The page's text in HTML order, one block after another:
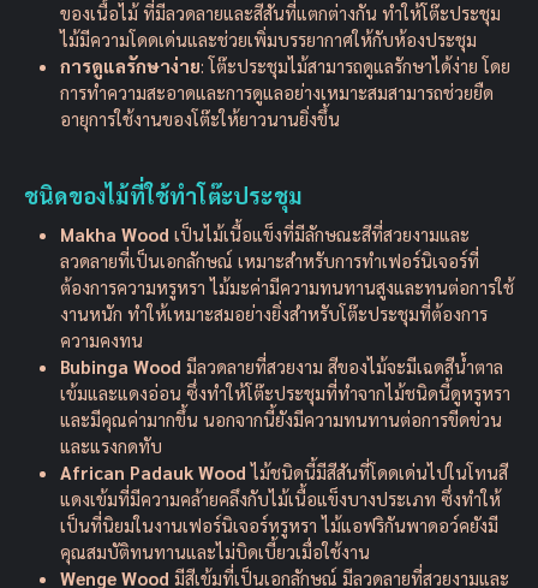
ของเนื้อไม้ ที่มีลวดลายและสีสันที่แตกต่างกัน ทำให้โต๊ะประชุม
ไม้มีความโดดเด่นและช่วยเพิ่มบรรยากาศให้กับห้องประชุม
การดูแลรักษาง่าย: โต๊ะประชุมไม้สามารถดูแลรักษาได้ง่าย โดย
การทำความสะอาดและการดูแลอย่างเหมาะสมสามารถช่วยยืด
อายุการใช้งานของโต๊ะให้ยาวนานยิ่งขึ้น
ชนิดของไม้ที่ใช้ทำโต๊ะประชุม
Makha Wood เป็นไม้เนื้อแข็งที่มีลักษณะสีที่สวยงามและ
ลวดลายที่เป็นเอกลักษณ์ เหมาะสำหรับการทำเฟอร์นิเจอร์ที่
ต้องการความหรูหรา ไม้มะค่ามีความทนทานสูงและทนต่อการใช้
งานหนัก ทำให้เหมาะสมอย่างยิ่งสำหรับโต๊ะประชุมที่ต้องการ
ความคงทน
Bubinga Wood มีลวดลายที่สวยงาม สีของไม้จะมีเฉดสีน้ำตาล
เข้มและแดงอ่อน ซึ่งทำให้โต๊ะประชุมที่ทำจากไม้ชนิดนี้ดูหรูหรา
และมีคุณค่ามากขึ้น นอกจากนี้ยังมีความทนทานต่อการขีดข่วน
และแรงกดทับ
African Padauk Woodไม้ชนิดนี้มีสีสันที่โดดเด่นไปในโทนสี
แดงเข้มที่มีความคล้ายคลึงกับไม้เนื้อแข็งบางประเภท ซึ่งทำให้
เป็นที่นิยมในงานเฟอร์นิเจอร์หรูหรา ไม้แอฟริกันพาดอว์คยังมี
คุณสมบัติทนทานและไม่บิดเบี้ยวเมื่อใช้งาน
Wenge Wood มีสีเข้มที่เป็นเอกลักษณ์ มีลวดลายที่สวยงามและ